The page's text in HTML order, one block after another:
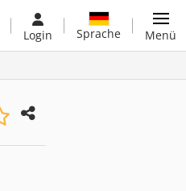
Login Sprache Menü